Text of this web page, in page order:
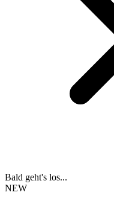
Bald geht's los...
NEW